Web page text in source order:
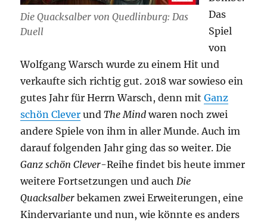
Die Quacksalber von Quedlinburg: Das
Duell
Das
Spiel
von
Wolfgang Warsch wurde zu einem Hit und
verkaufte sich richtig gut. 2018 war sowieso ein
gutes Jahr für Herrn Warsch, denn mitGanz
schön Clever undThe Mind waren noch zwei
andere Spiele von ihm in aller Munde. Auch im
darauf folgenden Jahr ging das so weiter. Die
Ganz schön Clever-Reihe findet bis heute immer
weitere Fortsetzungen und auch Die
Quacksalber bekamen zwei Erweiterungen, eine
Kindervariante und nun, wie könnte es anders